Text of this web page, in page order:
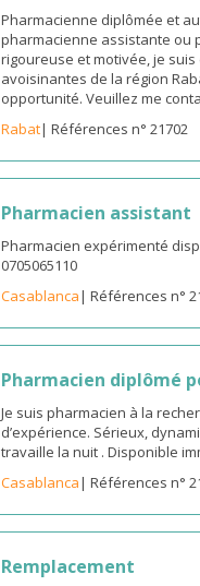
Pharmacienne diplômée et
pharmacienne assistante ou
rigoureuse et motivée, je
avoisinantes de la région
opportunité. Veuillez me
Rabat| Références n° 21702
Pharmacien assistant
Pharmacien expérimenté
0705065110
Casablanca| Références n°
Pharmacien diplômé
Je suis pharmacien à la
d’expérience. Sérieux,
travaille la nuit . Disponible
Casablanca| Références n°
Remplacement